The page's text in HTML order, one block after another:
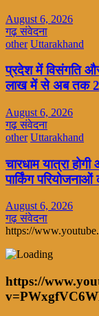
August 6, 2026
गढ़ संवेदना
other Uttarakhand
प्रदेश में विसंगति
लाख में से अब तक
August 6, 2026
गढ़ संवेदना
other Uttarakhand
चारधाम यात्रा
पार्किंग परियोजनाओं
August 6, 2026
गढ़ संवेदना
https://
https://